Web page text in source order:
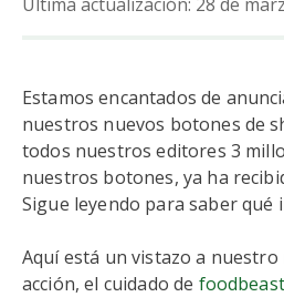
Estamos encantados de
nuestros nuevos botones de
todos nuestros editores 3
nuestros botones, ya ha
Sigue leyendo para saber qué
Aquí está un vistazo a nuestro
acción, el cuidado de